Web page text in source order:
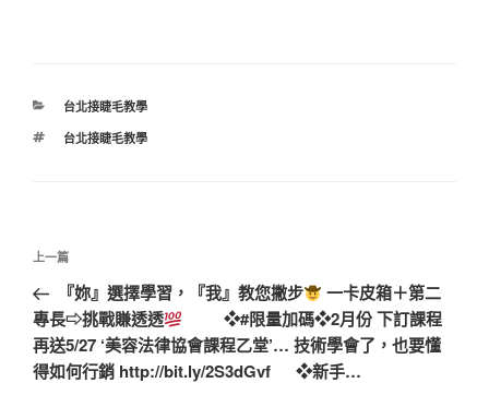
分
台北接睫毛教學
標
台北接睫毛教學
文
導
覽
上
一
篇
文
章
上一篇
『妳』選擇學習，『我』教您撇步
一卡皮箱＋第二
專長⇨挑戰賺透透
❖#限量加碼❖2月份 下訂課程
再送5/27 ‘美容法律協會課程乙堂’… 技術學會了，也要懂
得如何行銷 http://bit.ly/2S3dGvf ❖新手…